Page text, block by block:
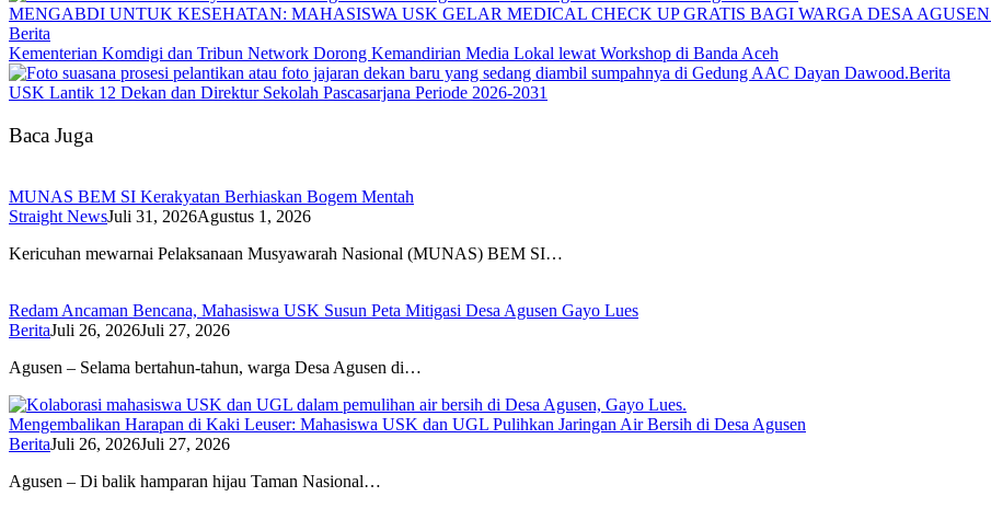
MENGABDI UNTUK KESEHATAN: MAHASISWA USK GELAR MEDICAL CHECK UP GRATIS BAGI WARGA DESA AGUSEN
Berita
Kementerian Komdigi dan Tribun Network Dorong Kemandirian Media Lokal lewat Workshop di Banda Aceh
Berita
USK Lantik 12 Dekan dan Direktur Sekolah Pascasarjana Periode 2026-2031
Baca Juga
MUNAS BEM SI Kerakyatan Berhiaskan Bogem Mentah
Straight NewsJuli 31, 2026Agustus 1, 2026
Kericuhan mewarnai Pelaksanaan Musyawarah Nasional (MUNAS) BEM SI…
Redam Ancaman Bencana, Mahasiswa USK Susun Peta Mitigasi Desa Agusen Gayo Lues
BeritaJuli 26, 2026Juli 27, 2026
Agusen – Selama bertahun-tahun, warga Desa Agusen di…
Mengembalikan Harapan di Kaki Leuser: Mahasiswa USK dan UGL Pulihkan Jaringan Air Bersih di Desa Agusen
BeritaJuli 26, 2026Juli 27, 2026
Agusen – Di balik hamparan hijau Taman Nasional…